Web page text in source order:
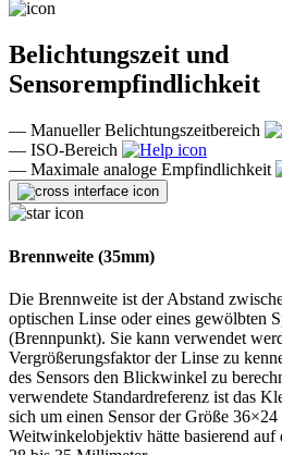
Belichtungszeit und
Sensorempfindlichkeit
— Manueller Belichtungszeitbereich
— ISO-Bereich
— Maximale analoge Empfindlichkeit
Brennweite (35mm)
Die Brennweite ist der Abstand
optischen Linse oder eines gewölbten
(Brennpunkt). Sie kann verwendet
Vergrößerungsfaktor der Linse zu
des Sensors den Blickwinkel zu
verwendete Standardreferenz ist das
sich um einen Sensor der Größe
Weitwinkelobjektiv hätte basierend